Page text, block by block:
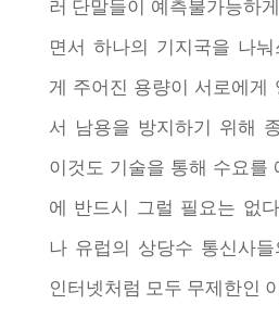
러 단말들이 예측불가능하
면서 하나의 기지국을 나
게 주어진 용량이 서로에게
서 남용을 방지하기 위해
이것도 기술을 통해 수요를
에 반드시 그럴 필요는 없
나 유럽의 상당수 통신사
인터넷처럼 모두 무제한인